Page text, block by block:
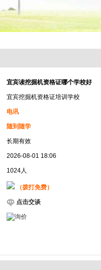
宜宾读挖掘机资格证哪个学校好
宜宾挖掘机资格证培训学校
电讯
随到随学
长期有效
2026-08-01 18:06
1024人
（拨打免费）
点击交谈